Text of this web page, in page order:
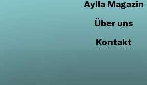
Aylla Magazin
Über uns
Kontakt